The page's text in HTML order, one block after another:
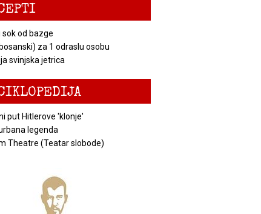
sok od bazge
za 1 odraslu osobu
svinjska jetrica
put Hitlerove 'klonje'
legenda
Theatre (Teatar slobode)